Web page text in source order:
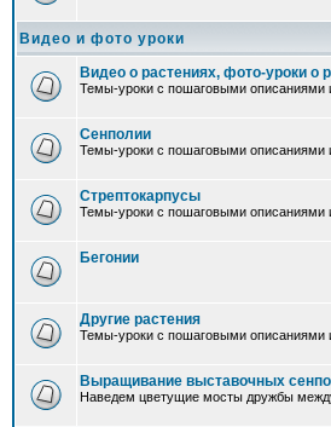
Видео и фото уроки
Видео о растениях, фото-уроки о
Темы-уроки с пошаговыми описаниями
Сенполии
Темы-уроки с пошаговыми описаниями
Стрептокарпусы
Темы-уроки с пошаговыми описаниями
Бегонии
Другие растения
Темы-уроки с пошаговыми описаниями
Выращивание выставочных
Наведем цветущие мосты дружбы